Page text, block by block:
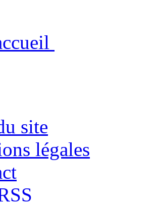
site
légales